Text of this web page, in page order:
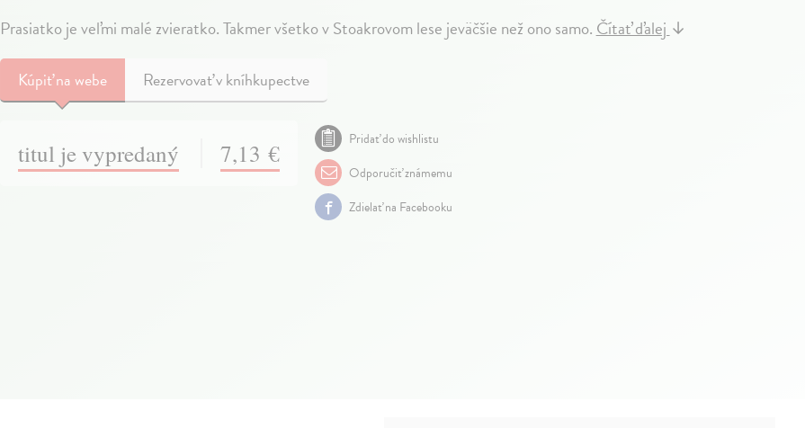
Prasiatko je veľmi malé zvieratko. Takmer všetko v Stoakrovom lese jeväčšie než ono samo.Čítať ďalej↓
Kúpiťna webe Rezervovať v kníhkupectve
titul je vypredaný 7,13 €
Pridať do wishlistu
Odporučiť známemu
Zdielať na Facebooku